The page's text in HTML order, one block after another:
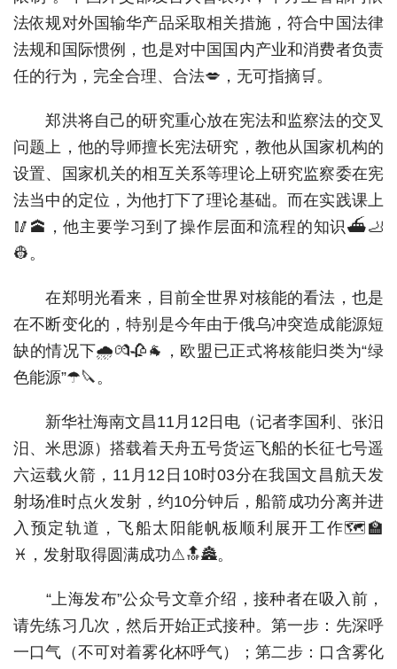
法依规对外国输华产品采取相关措施，符合中国法律
法规和国际惯例，也是对中国国内产业和消费者负责
任的行为，完全合理、合法💋，无可指摘🛒。
郑洪将自己的研究重心放在宪法和监察法的交叉
问题上，他的导师擅长宪法研究，教他从国家机构的
设置、国家机关的相互关系等理论上研究监察委在宪
法当中的定位，为他打下了理论基础。而在实践课上
🥢🕋，他主要学习到了操作层面和流程的知识⛴🦶
👷。
在郑明光看来，目前全世界对核能的看法，也是
在不断变化的，特别是今年由于俄乌冲突造成能源短
缺的情况下🌧💏🥀🐐，欧盟已正式将核能归类为“绿
色能源”☂🔪。
新华社海南文昌11月12日电（记者李国利、张汨
汨、米思源）搭载着天舟五号货运飞船的长征七号遥
六运载火箭，11月12日10时03分在我国文昌航天发
射场准时点火发射，约10分钟后，船箭成功分离并进
入预定轨道，飞船太阳能帆板顺利展开工作🗺🏫
♓，发射取得圆满成功⚠🔝🏯。
“上海发布”公众号文章介绍，接种者在吸入前，
请先练习几次，然后开始正式接种。第一步：先深呼
一口气（不可对着雾化杯呼气）；第二步：口含雾化